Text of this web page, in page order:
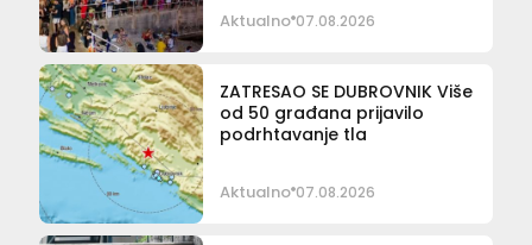
Aktualno 07.08.2026
ZATRESAO SE DUBROVNIK Više
od 50 građana prijavilo
podrhtavanje tla
Aktualno 07.08.2026